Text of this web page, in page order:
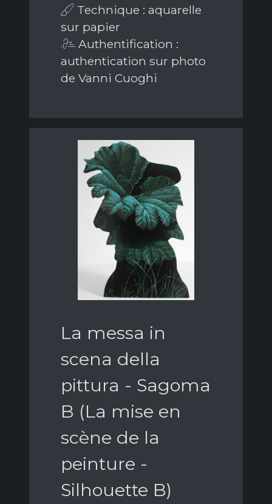
Technique : aquarelle
sur papier
Authentification :
authentication sur photo
de Vanni Cuoghi
La messa in
scena della
pittura - Sagoma
B (La mise en
scène de la
peinture -
Silhouette B)